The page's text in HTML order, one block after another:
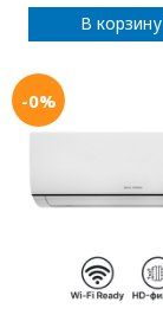
В корзину
-0%